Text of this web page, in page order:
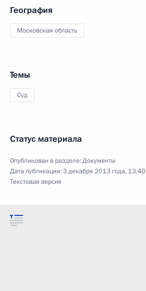
География
Московская область
Темы
Суд
Статус материала
Опубликован в разделе:Документы
Дата публикации:3 декабря 2013 года, 13:40
Текстовая версия